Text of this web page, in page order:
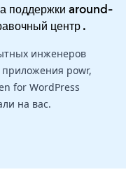
поддержки around-
центр.
инженеров
приложения powr,
for WordPress
на вас.